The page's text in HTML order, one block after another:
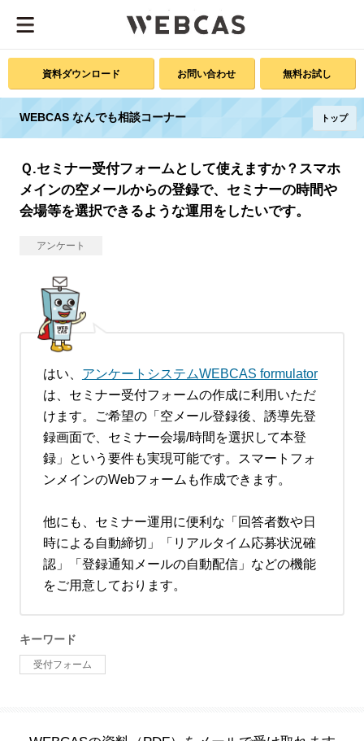
資料ダウンロード お問い合わせ 無料お試し
WEBCAS なんでも相談コーナー トップ
Ｑ.セミナー受付フォームとして使えますか？スマホ
メインの空メールからの登録で、セミナーの時間や
会場等を選択できるような運用をしたいです。
アンケート
はい、 アンケートシステムWEBCAS formulator
は、セミナー受付フォームの作成に利用いただ
けます。ご希望の「空メール登録後、誘導先登
録画面で、セミナー会場/時間を選択して本登
録」という要件も実現可能です。スマートフォ
ンメインのWebフォームも作成できます。
他にも、セミナー運用に便利な「回答者数や日
時による自動締切」「リアルタイム応募状況確
認」「登録通知メールの自動配信」などの機能
をご用意しております。
キーワード
受付フォーム